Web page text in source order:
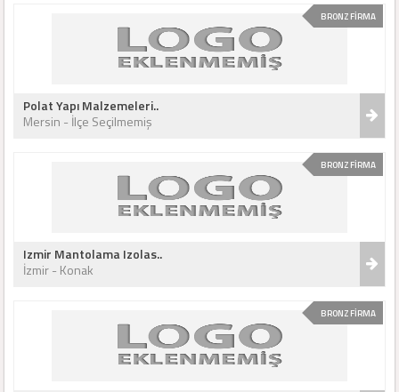
BRONZ FİRMA
Polat Yapı Malzemeleri..
Mersin - İlçe Seçilmemiş
BRONZ FİRMA
Izmir Mantolama Izolas..
İzmir - Konak
BRONZ FİRMA